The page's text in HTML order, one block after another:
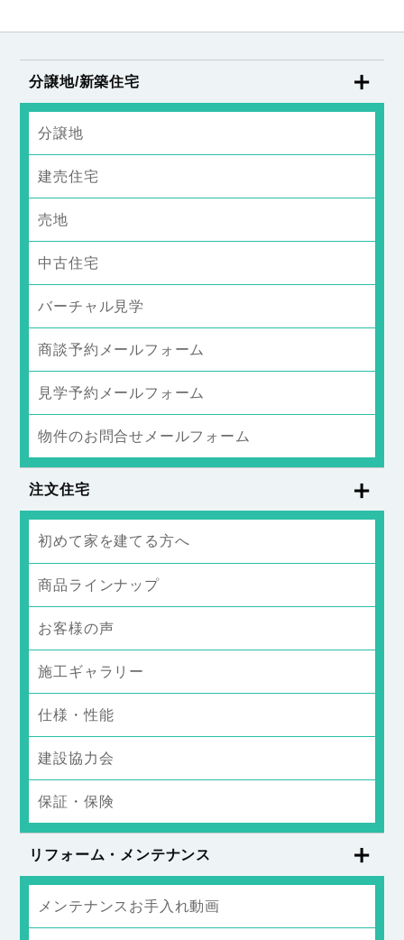
分譲地/新築住宅
分譲地
建売住宅
売地
中古住宅
バーチャル見学
商談予約メールフォーム
見学予約メールフォーム
物件のお問合せメールフォーム
注文住宅
初めて家を建てる方へ
商品ラインナップ
お客様の声
施工ギャラリー
仕様・性能
建設協力会
保証・保険
リフォーム・メンテナンス
メンテナンスお手入れ動画